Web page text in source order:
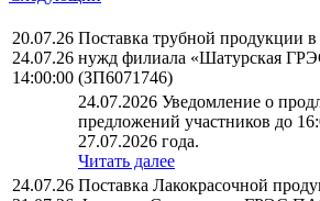
20.07.26
24.07.26
14:00:00
Поставка трубной продукции
нужд филиала «Шатурская
(ЗП6071746)
24.07.2026 Уведомление о
предложений участников до
27.07.2026 года.
Читать далее
24.07.26 Поставка Лакокрасочной